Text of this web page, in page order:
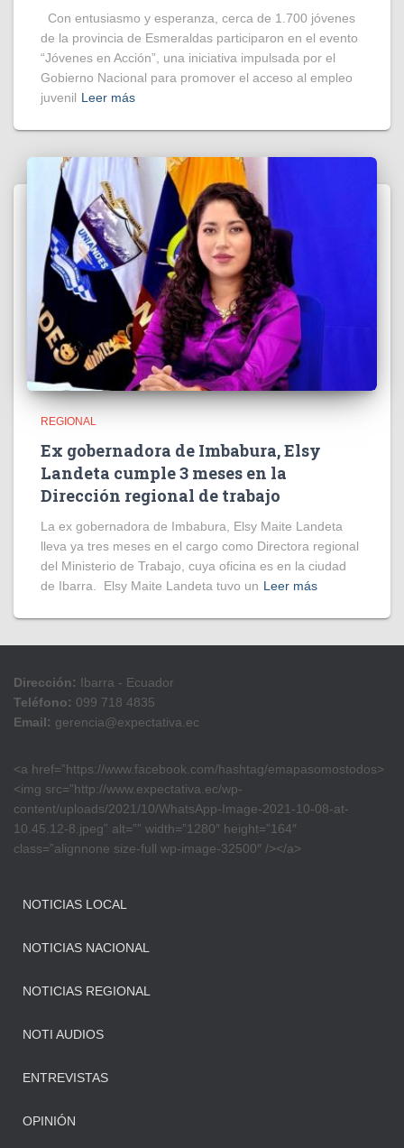
Con entusiasmo y esperanza, cerca de 1.700 jóvenes
de la provincia de Esmeraldas participaron en el evento
“Jóvenes en Acción”, una iniciativa impulsada por el
Gobierno Nacional para promover el acceso al empleo
juvenil Leer más
REGIONAL
Ex gobernadora de Imbabura, Elsy
Landeta cumple 3 meses en la
Dirección regional de trabajo
La ex gobernadora de Imbabura, Elsy Maite Landeta
lleva ya tres meses en el cargo como Directora regional
del Ministerio de Trabajo, cuya oficina es en la ciudad
de Ibarra. Elsy Maite Landeta tuvo un Leer más
Dirección: Ibarra - Ecuador
Teléfono: 099 718 4835
Email: gerencia@expectativa.ec
<a href=”https://www.facebook.com/hashtag/emapasomostodos>
<img src=”http://www.expectativa.ec/wp-
content/uploads/2021/10/WhatsApp-Image-2021-10-08-at-
10.45.12-8.jpeg” alt=”” width=”1280″ height=”164″
class=”alignnone size-full wp-image-32500″ /></a>
NOTICIAS LOCAL
NOTICIAS NACIONAL
NOTICIAS REGIONAL
NOTI AUDIOS
ENTREVISTAS
OPINIÓN